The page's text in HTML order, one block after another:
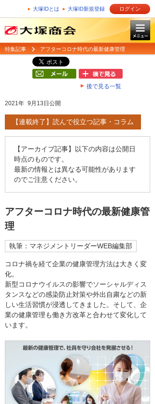
大塚IDとは 大塚ID新規登録 ログイン
特集記事 アフターコロナ時代の最新健康管理
後で見る一覧
2021年 9月13日公開
【連載終了】読んで役立つ記事・コラム
【アーカイブ記事】以下の内容は公開日
時点のものです。
最新の情報とは異なる可能性があります
のでご注意ください。
アフターコロナ時代の最新健康管
理
執筆：マネジメントリーダーWEB編集部
コロナ禍を経て企業の健康管理方法は大きく変
化。
新型コロナウイルスの影響でソーシャルディス
タンスなどの感染防止対策や外出自粛などの新
しい生活習慣が浸透してきました。そして、企
業の健康管理も働き方改革と合わせて変化して
います。